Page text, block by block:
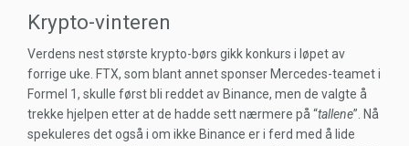
Krypto-vinteren
Verdens nest største krypto-børs gikk konkurs i løpet av
forrige uke. FTX, som blant annet sponser Mercedes-teamet i
Formel 1, skulle først bli reddet av Binance, men de valgte å
trekke hjelpen etter at de hadde sett nærmere på “tallene”. Nå
spekuleres det også i om ikke Binance er i ferd med å lide